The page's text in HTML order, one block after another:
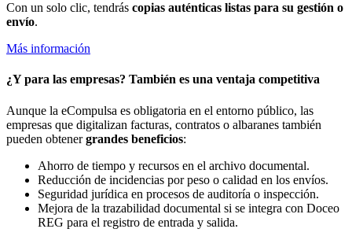
Con un solo clic, tendrás copias auténticas listas para su gestión o
envío.
Más información
¿Y para las empresas? También es una ventaja competitiva
Aunque la eCompulsa es obligatoria en el entorno público, las
empresas que digitalizan facturas, contratos o albaranes también
pueden obtenergrandes beneficios:
Ahorro de tiempo y recursos en el archivo documental.
Reducción de incidencias por peso o calidad en los envíos.
Seguridad jurídica en procesos de auditoría o inspección.
Mejora de la trazabilidad documental si se integra con Doceo
REG para el registro de entrada y salida.